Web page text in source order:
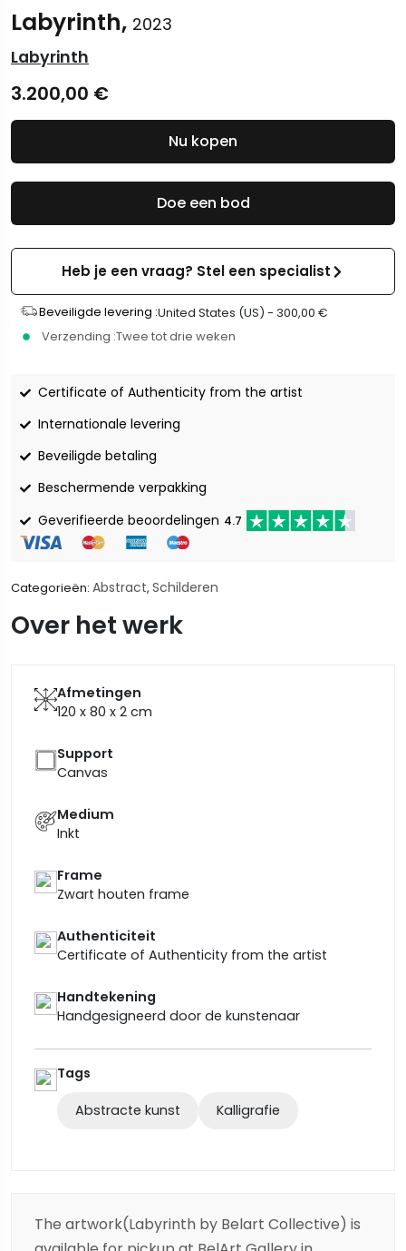
Labyrinth, 2023
Labyrinth
3.200,00 €
Doe een bod
Heb je een vraag? Stel een specialist
Beveiligde levering :United States (US) - 300,00 €
Verzending :Twee tot drie weken
Certificate of Authenticity from the artist
Internationale levering
Beveiligde betaling
Beschermende verpakking
Geverifieerde beoordelingen 4.7
Categorieën: Abstract, Schilderen
Nu kopen
Over het werk
Afmetingen
120 x 80 x 2 cm
Support
Canvas
Medium
Inkt
Frame
Zwart houten frame
Authenticiteit
Certificate of Authenticity from the artist
Handtekening
Handgesigneerd door de kunstenaar
Tags
Abstracte kunst Kalligrafie
The artwork(Labyrinth by Belart Collective) is